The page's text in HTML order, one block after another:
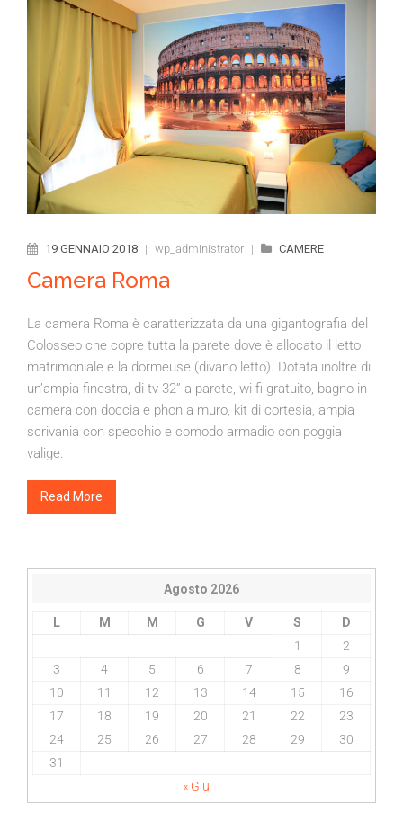
19 GENNAIO 2018 | wp_administrator | CAMERE
Camera Roma
La camera Roma è caratterizzata da una gigantografia del
Colosseo che copre tutta la parete dove è allocato il letto
matrimoniale e la dormeuse (divano letto). Dotata inoltre di
un’ampia finestra, di tv 32” a parete, wi-fi gratuito, bagno in
camera con doccia e phon a muro, kit di cortesia, ampia
scrivania con specchio e comodo armadio con poggia
valige.
Read More
Agosto 2026
L M M G V S
D
1
2
3
4 5 6 7 8
9
10
11 12 13 14 15
16
17
18 19 20 21 22
23
24
25 26 27 28 29
30
31
« Giu